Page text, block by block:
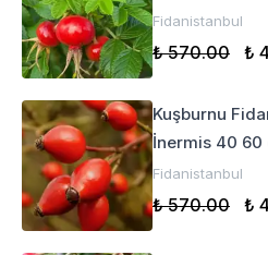
Fidanistanbul
₺ 570.00 ₺
Kuşburnu
İnermis 40 60
Fidanistanbul
₺ 570.00 ₺